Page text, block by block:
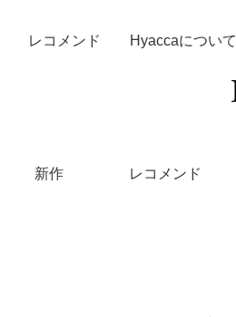
新作 レコメンド
レコメンド Hyaccaについて